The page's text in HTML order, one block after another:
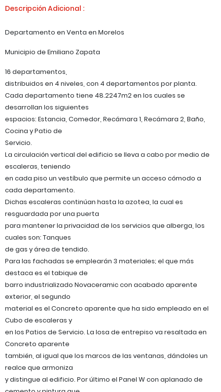
Descripción Adicional :
Departamento en Venta en Morelos
Municipio de Emiliano Zapata
16 departamentos,
distribuidos en 4 niveles, con 4 departamentos por planta.
Cada departamento tiene 48.2247m2 en los cuales se
desarrollan los siguientes
espacios: Estancia, Comedor, Recámara 1, Recámara 2, Baño,
Cocina y Patio de
Servicio.
La circulación vertical del edificio se lleva a cabo por medio de
escaleras, teniendo
en cada piso un vestíbulo que permite un acceso cómodo a
cada departamento.
Dichas escaleras continúan hasta la azotea, la cual es
resguardada por una puerta
para mantener la privacidad de los servicios que alberga, los
cuales son: Tanques
de gas y área de tendido.
Para las fachadas se emplearán 3 materiales; el que más
destaca es el tabique de
barro industrializado Novaceramic con acabado aparente
exterior, el segundo
material es el Concreto aparente que ha sido empleado en el
Cubo de escaleras y
en los Patios de Servicio. La losa de entrepiso va resaltada en
Concreto aparente
también, al igual que los marcos de las ventanas, dándoles un
realce que armoniza
y distingue al edificio. Por último el Panel W con aplanado de